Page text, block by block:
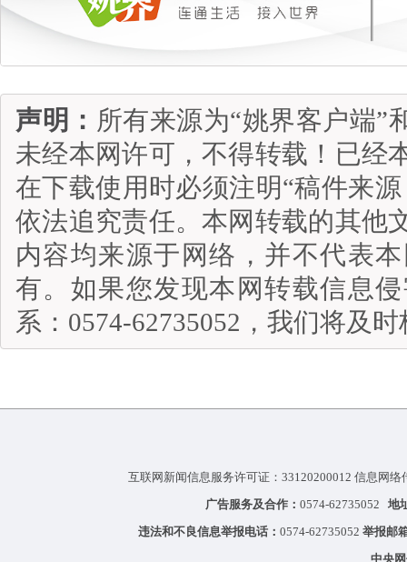
声明： 所有来源为“姚界客户端”
未经本网许可，不得转载！已经
在下载使用时必须注明“稿件来
依法追究责任。本网转载的其他
内容均来源于网络，并不代表
有。如果您发现本网转载信息
系：0574-62735052，我们将及
互联网新闻信息服务许可证：33120200012 信息网
广告服务及合作： 0574-62735052 地
违法和不良信息举报电话： 0574-62735052 举报邮
中央